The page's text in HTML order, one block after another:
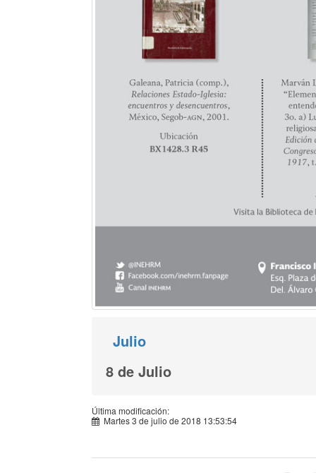
Julio
8 de Julio
Última modificación:
Martes 3 de julio de 2018 13:53:54